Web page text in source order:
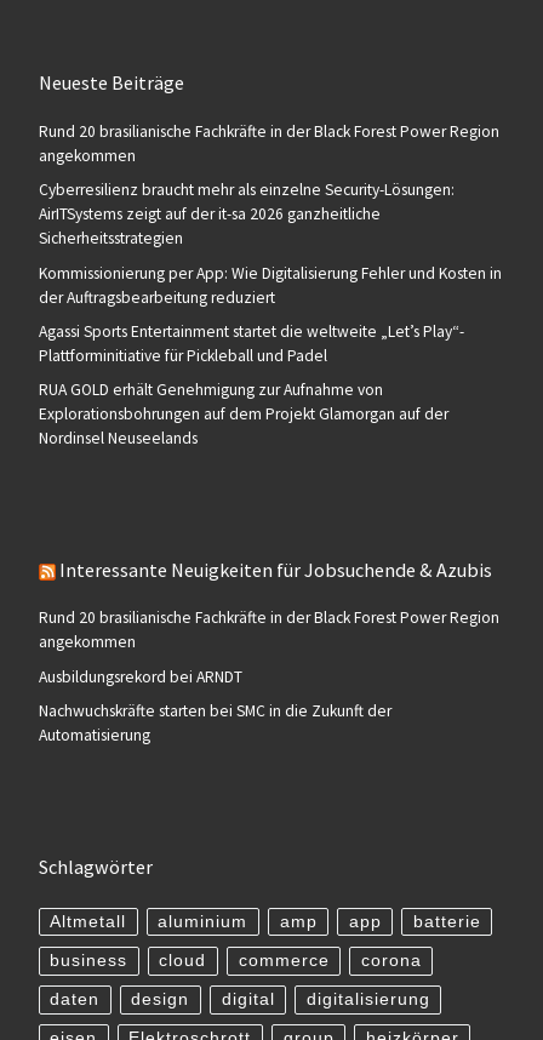
Neueste Beiträge
Rund 20 brasilianische Fachkräfte in der Black Forest Power Region
angekommen
Cyberresilienz braucht mehr als einzelne Security-Lösungen:
AirITSystems zeigt auf der it-sa 2026 ganzheitliche
Sicherheitsstrategien
Kommissionierung per App: Wie Digitalisierung Fehler und Kosten in
der Auftragsbearbeitung reduziert
Agassi Sports Entertainment startet die weltweite „Let’s Play“-
Plattforminitiative für Pickleball und Padel
RUA GOLD erhält Genehmigung zur Aufnahme von
Explorationsbohrungen auf dem Projekt Glamorgan auf der
Nordinsel Neuseelands
Interessante Neuigkeiten für Jobsuchende & Azubis
Rund 20 brasilianische Fachkräfte in der Black Forest Power Region
angekommen
Ausbildungsrekord bei ARNDT
Nachwuchskräfte starten bei SMC in die Zukunft der
Automatisierung
Schlagwörter
Altmetall aluminium amp app batterie
business cloud commerce corona
daten design digital digitalisierung